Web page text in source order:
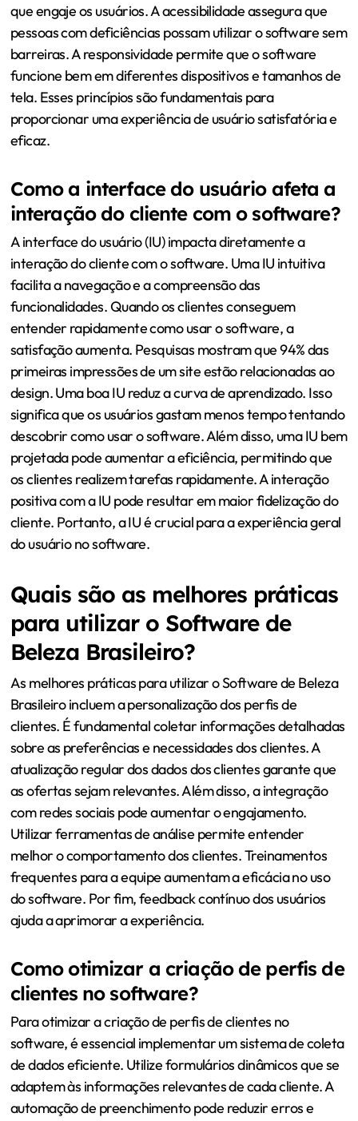
que engaje os usuários. A acessibilidade assegura que
pessoas com deficiências possam utilizar o software sem
barreiras. A responsividade permite que o software
funcione bem em diferentes dispositivos e tamanhos de
tela. Esses princípios são fundamentais para
proporcionar uma experiência de usuário satisfatória e
eficaz.
Como a interface do usuário afeta a
interação do cliente com o software?
A interface do usuário (IU) impacta diretamente a
interação do cliente com o software. Uma IU intuitiva
facilita a navegação e a compreensão das
funcionalidades. Quando os clientes conseguem
entender rapidamente como usar o software, a
satisfação aumenta. Pesquisas mostram que 94% das
primeiras impressões de um site estão relacionadas ao
design. Uma boa IU reduz a curva de aprendizado. Isso
significa que os usuários gastam menos tempo tentando
descobrir como usar o software. Além disso, uma IU bem
projetada pode aumentar a eficiência, permitindo que
os clientes realizem tarefas rapidamente. A interação
positiva com a IU pode resultar em maior fidelização do
cliente. Portanto, a IU é crucial para a experiência geral
do usuário no software.
Quais são as melhores práticas
para utilizar o Software de
Beleza Brasileiro?
As melhores práticas para utilizar o Software de Beleza
Brasileiro incluem a personalização dos perfis de
clientes. É fundamental coletar informações detalhadas
sobre as preferências e necessidades dos clientes. A
atualização regular dos dados dos clientes garante que
as ofertas sejam relevantes. Além disso, a integração
com redes sociais pode aumentar o engajamento.
Utilizar ferramentas de análise permite entender
melhor o comportamento dos clientes. Treinamentos
frequentes para a equipe aumentam a eficácia no uso
do software. Por fim, feedback contínuo dos usuários
ajuda a aprimorar a experiência.
Como otimizar a criação de perfis de
clientes no software?
Para otimizar a criação de perfis de clientes no
software, é essencial implementar um sistema de coleta
de dados eficiente. Utilize formulários dinâmicos que se
adaptem às informações relevantes de cada cliente. A
automação de preenchimento pode reduzir erros e